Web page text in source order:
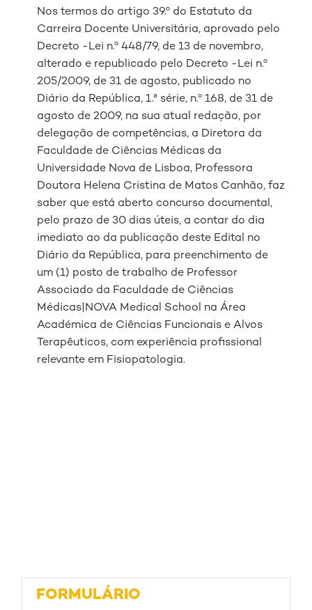
Nos termos do artigo 39.º do Estatuto da
Carreira Docente Universitária, aprovado pelo
Decreto -Lei n.º 448/79, de 13 de novembro,
alterado e republicado pelo Decreto -Lei n.º
205/2009, de 31 de agosto, publicado no
Diário da República, 1.ª série, n.º 168, de 31 de
agosto de 2009, na sua atual redação, por
delegação de competências, a Diretora da
Faculdade de Ciências Médicas da
Universidade Nova de Lisboa, Professora
Doutora Helena Cristina de Matos Canhão, faz
saber que está aberto concurso documental,
pelo prazo de 30 dias úteis, a contar do dia
imediato ao da publicação deste Edital no
Diário da República, para preenchimento de
um (1) posto de trabalho de Professor
Associado da Faculdade de Ciências
Médicas|NOVA Medical School na Área
Académica de Ciências Funcionais e Alvos
Terapêuticos, com experiência profissional
relevante em Fisiopatologia.
FORMULÁRIO